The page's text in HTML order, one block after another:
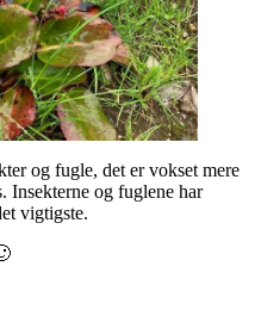
og fugle, det er vokset mere
Insekterne og fuglene har
vigtigste.